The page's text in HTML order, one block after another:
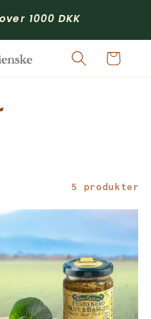
1000 DKK
Indkøbskurv
5 produkter